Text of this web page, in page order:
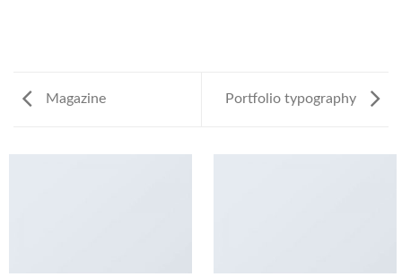
Magazine Portfolio typography